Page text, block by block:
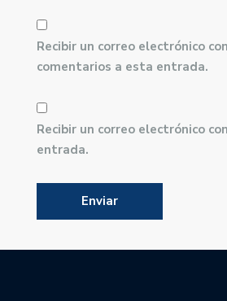
Recibir un correo electrónico
comentarios a esta entrada.
Recibir un correo electrónico
entrada.